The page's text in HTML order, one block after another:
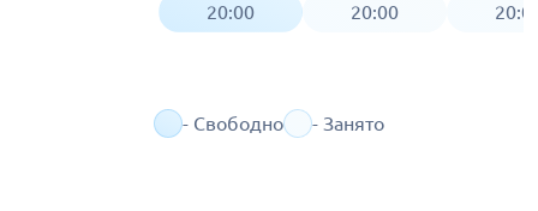
20:00
20:00
- Свободно - Занято